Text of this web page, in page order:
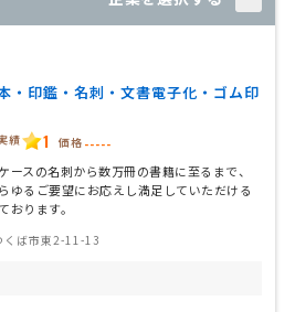
・印鑑・名刺・文書電子化・ゴム印
績 1 価格 -----
ースの名刺から数万冊の書籍に至るまで、
ゆるご要望にお応えし満足していただける
おります。
くば市東2-11-13